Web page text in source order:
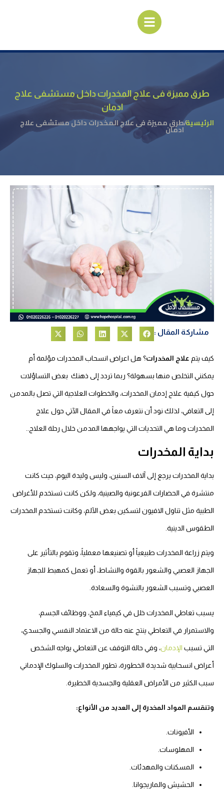
طرق مميزة فى علاج المخدرات داخل مستشفى علاج
ادمان
الرئيسية/طرق مميزة فى علاج المخدرات داخل مستشفى علاج
ادمان
مشاركة المقال :
كيف يتم علاج المخدرات؟ هل اعراض انسحاب المخدرات مؤلمة أم
يمكنني التخلص منها بسهولة؟ ربما تردد إلى ذهنك بعض التساؤلات
حول كيفية علاج إدمان المخدرات، والخطوات العلاجية التي تصل بالمدمن
إلى التعافي، لذلك نود أن نتعرف معاً في المقال الآتي حول علاج
المخدرات وما هي التحديات التي يواجهها المدمن خلال رحلة العلاج..
بداية المخدرات
بداية المخدرات يرجع إلى آلاف السنين، وليس وليدة اليوم، حيث كانت
منتشرة في الحضارات الفرعونية والصينية، ولكن كانت تستخدم للأغراض
الطبية مثل تناول الافيون لتسكين بعض الآلم، وكانت تستخدم المخدرات
الطقوس الدينية.
ويتم زراعة المخدرات طبيعياً أو تصنيعها معملياً، وتقوم بالتأثير على
الجهاز العصبي والشعور بالقوة والنشاط، أو تعمل كمهبط للجهاز
العصبي وتسبب الشعور بالنشوة والسعادة.
يسبب تعاطي المخدرات خلل في كيمياء المخ، ووظائف الجسم،
والاستمرار في التعاطي ينتج عنه حالة من الاعتماد النفسي والجسدي،
التي تسبب الإدمان، وفي حالة التوقف عن التعاطي يواجه الشخص
أعراض انسحابية شديدة الخطورة، تطور المخدرات والسلوك الإدماني
سبب الكثير من الأمراض العقلية والجسدية الخطيرة.
وتنقسم المواد المخدرة إلى العديد من الأنواع:
الأفيونات.
المهلوسات.
المسكنات والمهدئات.
الحشيش والماريجوانا.